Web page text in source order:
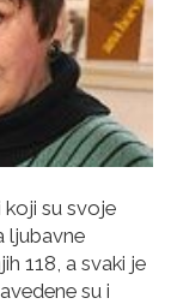
koji su svoje
ljubavne
118, a svaki je
su i